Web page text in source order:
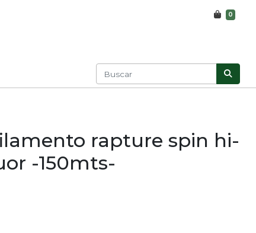
0
rapture spin hi-
-150mts-